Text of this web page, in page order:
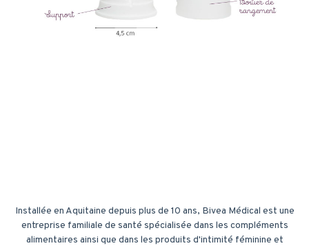
Installée en Aquitaine depuis plus de 10 ans, Bivea Médical est une
entreprise familiale de santé spécialisée dans les compléments
alimentaires ainsi que dans les produits d'intimité féminine et